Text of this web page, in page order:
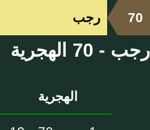
70 رجب
رجب - 70 الهجرية
الهجرية